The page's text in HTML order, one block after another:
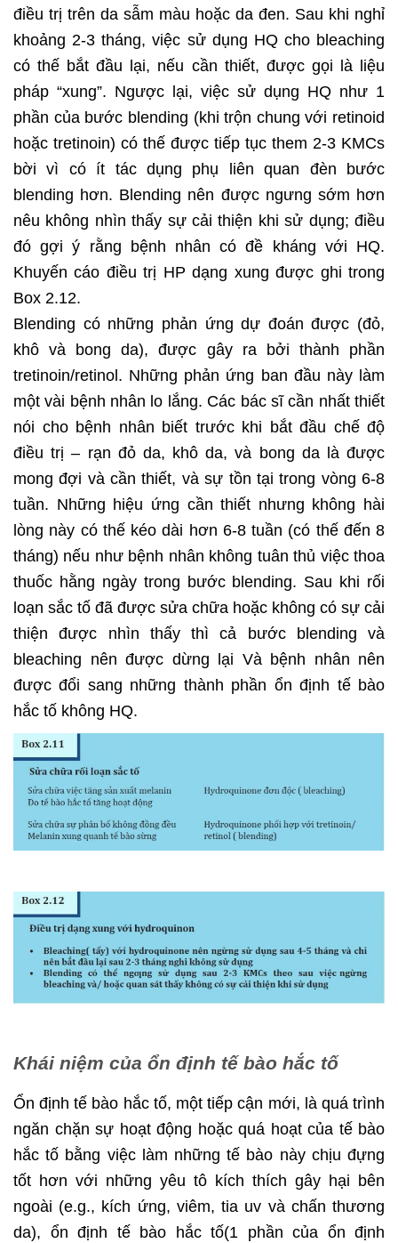
điều trị trên da sẫm màu hoặc da đen. Sau khi nghỉ
khoảng 2-3 tháng, việc sử dụng HQ cho bleaching
có thế bắt đầu lại, nếu cần thiết, được gọi là liệu
pháp “xung”. Ngược lại, việc sử dụng HQ như 1
phần của bước blending (khi trộn chung với retinoid
hoặc tretinoin) có thế được tiếp tục them 2-3 KMCs
bời vì có ít tác dụng phụ liên quan đèn bước
blending hơn. Blending nên được ngưng sớm hơn
nêu không nhìn thấy sự cải thiện khi sử dụng; điều
đó gợi ý rằng bệnh nhân có đề kháng với HQ.
Khuyến cáo điều trị HP dạng xung được ghi trong
Box 2.12.
Blending có những phản ứng dự đoán được (đỏ,
khô và bong da), được gây ra bởi thành phần
tretinoin/retinol. Những phản ứng ban đầu này làm
một vài bệnh nhân lo lắng. Các bác sĩ cần nhất thiết
nói cho bệnh nhân biết trước khi bắt đầu chế độ
điều trị – rạn đỏ da, khô da, và bong da là được
mong đợi và cần thiết, và sự tồn tại trong vòng 6-8
tuần. Những hiệu ứng cần thiết nhưng không hài
lòng này có thế kéo dài hơn 6-8 tuần (có thế đến 8
tháng) nếu như bệnh nhân không tuân thủ việc thoa
thuốc hằng ngày trong bước blending. Sau khi rối
loạn sắc tố đã được sửa chữa hoặc không có sự cải
thiện được nhìn thấy thì cả bước blending và
bleaching nên được dừng lại Và bệnh nhân nên
được đổi sang những thành phần ổn định tế bào
hắc tố không HQ.
Khái niệm của ổn định tế bào hắc tố
Ổn định tế bào hắc tố, một tiếp cận mới, là quá trình
ngăn chặn sự hoạt động hoặc quá hoạt của tế bào
hắc tố bằng việc làm những tế bào này chịu đựng
tốt hơn với những yêu tô kích thích gây hại bên
ngoài (e.g., kích ứng, viêm, tia uv và chấn thương
da), ổn định tế bào hắc tố(1 phần của ổn định